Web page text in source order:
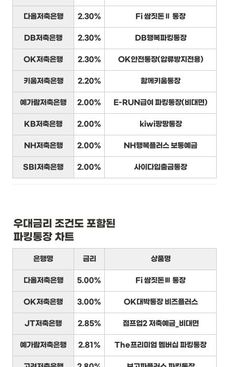
다올저축은행 2.30% Fi 쌈짓돈Ⅱ 통장
DB저축은행 2.30% DB행복파킹통장
OK저축은행 2.30% OK안전통장(압류방지전용)
키움저축은행 2.20% 함께키움통장
예가람저축은행 2.00% E-RUN급여 파킹통장(비대면)
KB저축은행 2.00% kiwi팡팡통장
NH저축은행 2.00% NH행복플러스 보통예금
SBI저축은행 2.00% 사이다입출금통장
우대금리 조건도 포함된
파킹통장 차트
은행명 금리 상품명
다올저축은행 5.00% Fi 쌈짓돈Ⅲ 통장
OK저축은행 3.00% OK대박통장 비즈플러스
JT저축은행 2.85% 점프업2 저축예금_비대면
예가람저축은행 2.81% The프리미엄 멤버십 파킹통장